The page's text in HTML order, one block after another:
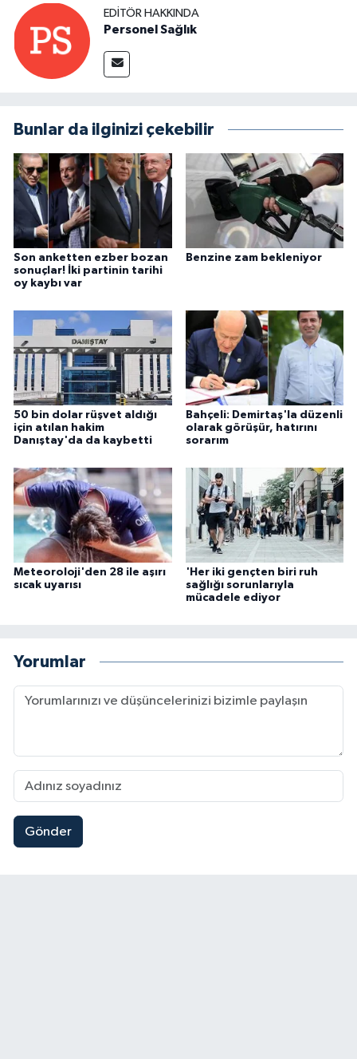
EDITÖR HAKKINDA
Personel Sağlık
Bunlar da ilginizi çekebilir
Son anketten ezber bozan
sonuçlar! İki partinin tarihi
oy kaybı var
Benzine zam bekleniyor
50 bin dolar rüşvet aldığı
için atılan hakim
Danıştay'da da kaybetti
Bahçeli: Demirtaş'la düzenli
olarak görüşür, hatırını
sorarım
Meteoroloji'den 28 ile aşırı
sıcak uyarısı
'Her iki gençten biri ruh
sağlığı sorunlarıyla
mücadele ediyor
Yorumlar
Gönder